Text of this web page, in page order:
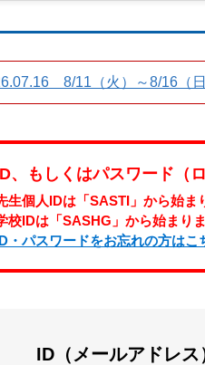
8/11（火）～8/16（
、もしくはパスワード（
生個人IDは「SASTI」から始ま
校IDは「SASHG」から始まり
・パスワードをお忘れの方はこ
ID（メールアドレ